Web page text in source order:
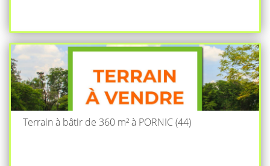
Terrain à bâtir de 360 m² à PORNIC (44)